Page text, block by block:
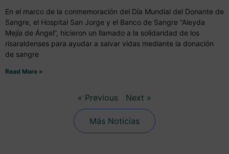
En el marco de la conmemoración del Día Mundial del Donante de
Sangre, el Hospital San Jorge y el Banco de Sangre “Aleyda
Mejía de Ángel”, hicieron un llamado a la solidaridad de los
risaraldenses para ayudar a salvar vidas mediante la donación
de sangre
Read More »
« Previous Next »
Más Noticias